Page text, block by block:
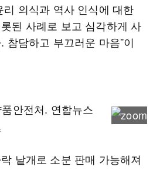
의식과 역사 인식에 대한
된 사례로 보고 심각하게 사
참담하고 부끄러운 마음”이
낱개로 소분 판매 가능해져